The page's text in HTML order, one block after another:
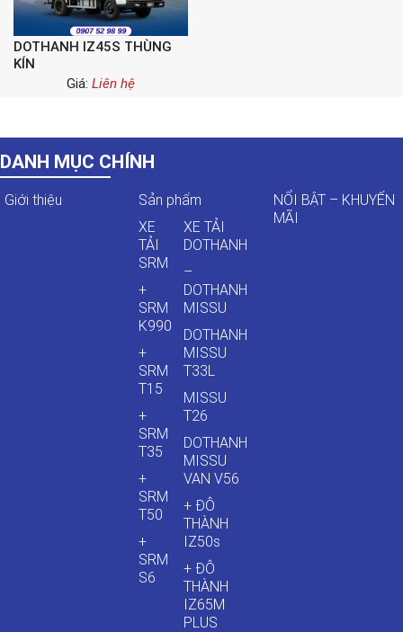
DOTHANH IZ45S THÙNG
KÍN
Giá: Liên hệ
DANH MỤC CHÍNH
Giới thiệu
Sản phẩm
XE
TẢI
SRM
+
SRM
K990
+
SRM
T15
+
SRM
T35
+
SRM
T50
+
SRM
S6
XE TẢI
DOTHANH
–
DOTHANH
MISSU
DOTHANH
MISSU
T33L
MISSU
T26
DOTHANH
MISSU
VAN V56
+ ĐÔ
THÀNH
IZ50s
+ ĐÔ
THÀNH
IZ65M
PLUS
NỔI BẬT – KHUYẾN
MÃI